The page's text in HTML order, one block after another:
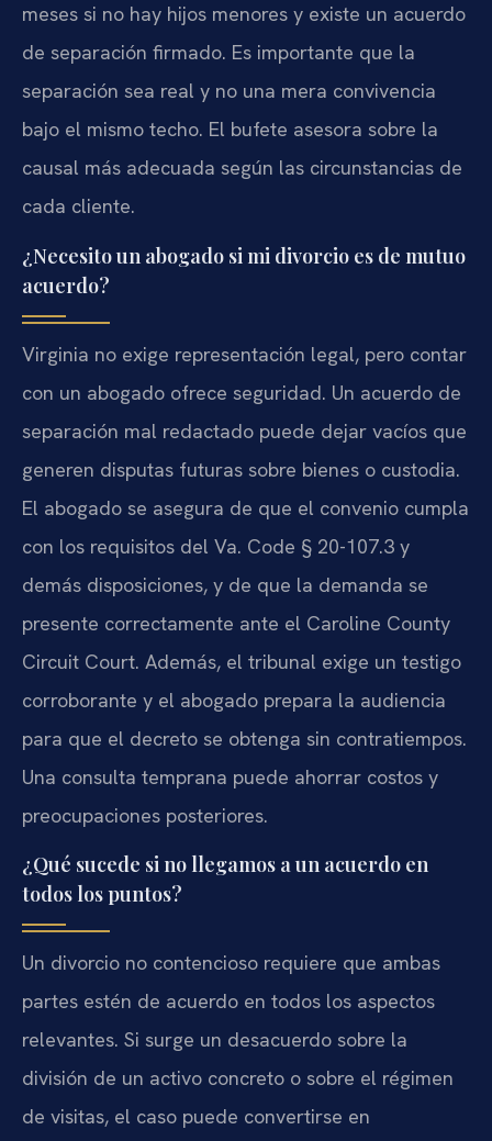
meses si no hay hijos menores y existe un acuerdo
de separación firmado. Es importante que la
separación sea real y no una mera convivencia
bajo el mismo techo. El bufete asesora sobre la
causal más adecuada según las circunstancias de
cada cliente.
¿Necesito un abogado si mi divorcio es de mutuo
acuerdo?
Virginia no exige representación legal, pero contar
con un abogado ofrece seguridad. Un acuerdo de
separación mal redactado puede dejar vacíos que
generen disputas futuras sobre bienes o custodia.
El abogado se asegura de que el convenio cumpla
con los requisitos del Va. Code § 20-107.3 y
demás disposiciones, y de que la demanda se
presente correctamente ante el Caroline County
Circuit Court. Además, el tribunal exige un testigo
corroborante y el abogado prepara la audiencia
para que el decreto se obtenga sin contratiempos.
Una consulta temprana puede ahorrar costos y
preocupaciones posteriores.
¿Qué sucede si no llegamos a un acuerdo en
todos los puntos?
Un divorcio no contencioso requiere que ambas
partes estén de acuerdo en todos los aspectos
relevantes. Si surge un desacuerdo sobre la
división de un activo concreto o sobre el régimen
de visitas, el caso puede convertirse en